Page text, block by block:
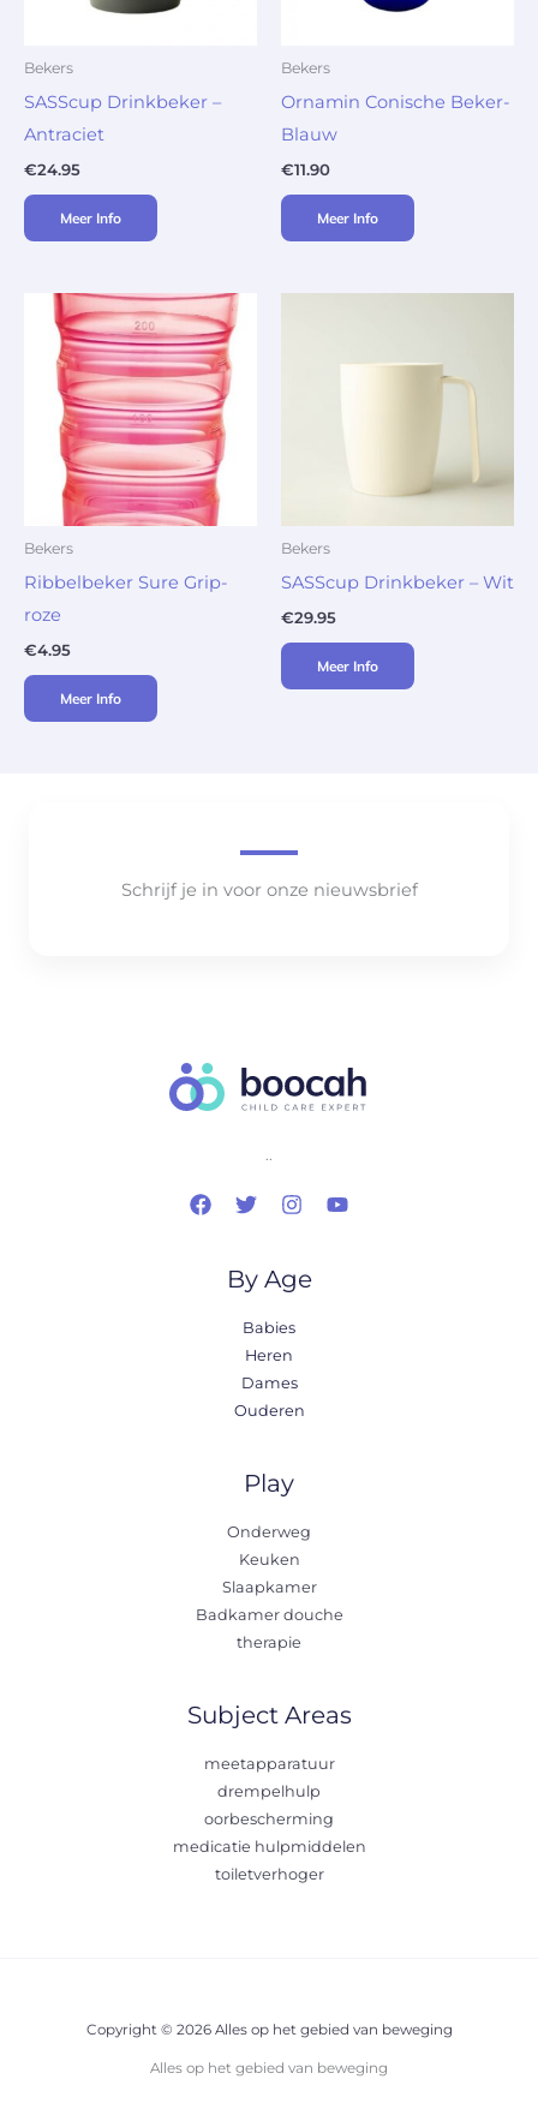
Bekers
SASScup Drinkbeker –
Antraciet
€24.95
Meer Info
Bekers
Ornamin Conische Beker-
Blauw
€11.90
Meer Info
Bekers
Ribbelbeker Sure Grip-
roze
€4.95
Meer Info
Bekers
SASScup Drinkbeker – Wit
€29.95
Meer Info
Schrijf je in voor onze nieuwsbrief
..
By Age
Babies
Heren
Dames
Ouderen
Play
Onderweg
Keuken
Slaapkamer
Badkamer douche
therapie
Subject Areas
meetapparatuur
drempelhulp
oorbescherming
medicatie hulpmiddelen
toiletverhoger
Copyright © 2026 Alles op het gebied van beweging
Alles op het gebied van beweging